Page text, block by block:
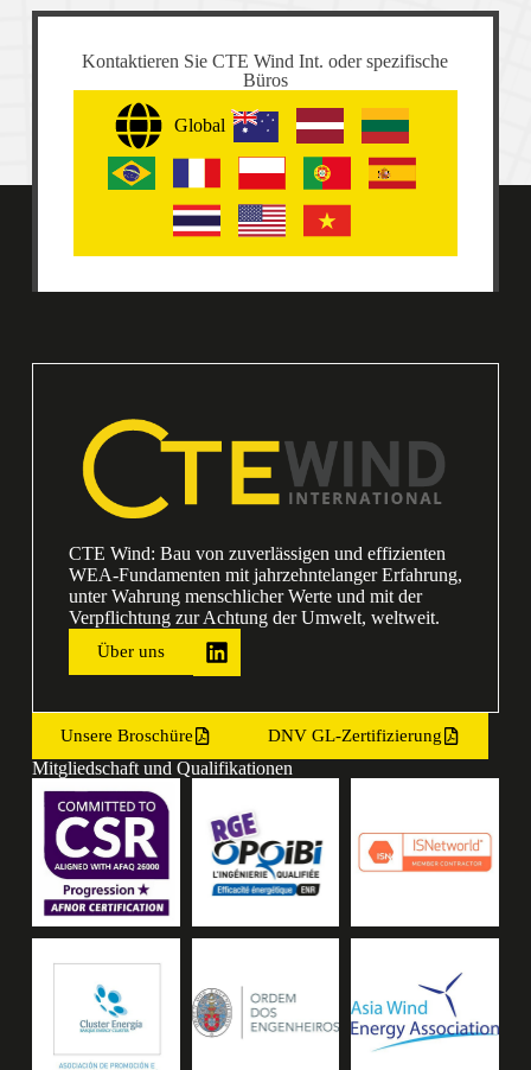
Kontaktieren Sie CTE Wind Int. oder spezifische
Büros
Global
CTE Wind: Bau von zuverlässigen und effizienten
WEA-Fundamenten mit jahrzehntelanger Erfahrung,
unter Wahrung menschlicher Werte und mit der
Verpflichtung zur Achtung der Umwelt, weltweit.
Über uns
Unsere Broschüre DNV GL-Zertifizierung
Mitgliedschaft und Qualifikationen